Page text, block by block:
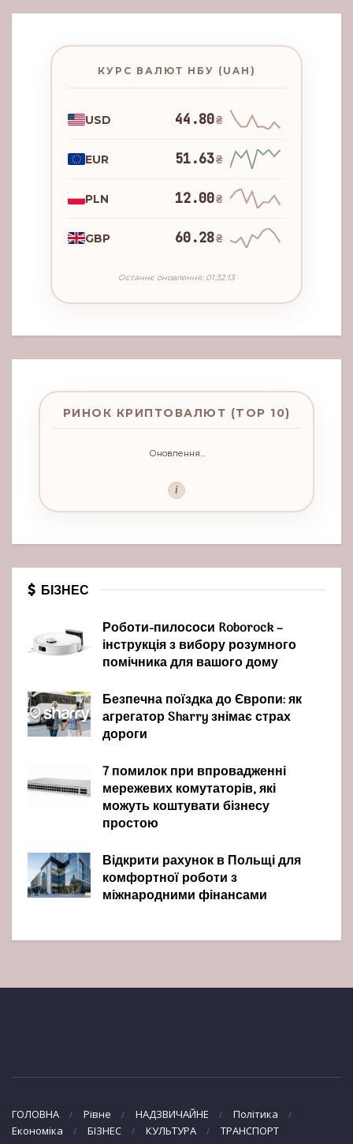
КУРС ВАЛЮТ НБУ (UAH)
USD 44.80₴
EUR 51.63₴
PLN 12.00₴
GBP 60.28₴
Останнє оновлення: 01:32:13
РИНОК КРИПТОВАЛЮТ (TOP 10)
Оновлення...
i
БІЗНЕС
Роботи-пилососи Roborock –
інструкція з вибору розумного
помічника для вашого дому
Безпечна поїздка до Європи: як
агрегатор Sharry знімає страх
дороги
7 помилок при впровадженні
мережевих комутаторів, які
можуть коштувати бізнесу
простою
Відкрити рахунок в Польщі для
комфортної роботи з
міжнародними фінансами
ГОЛОВНА Рівне НАДЗВИЧАЙНЕ
Політика
Економіка
БІЗНЕС КУЛЬТУРА ТРАНСПОРТ